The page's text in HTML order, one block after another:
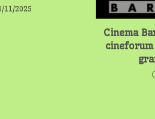
11/2025
Cinema